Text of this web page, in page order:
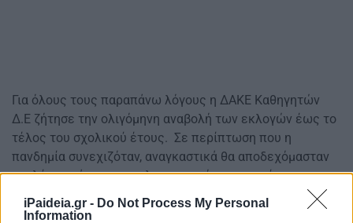
iPaideia.gr - Do Not Process My Personal
Information
Για όλους τους παραπάνω λόγους η ΔΑΚΕ Καθηγητών
Δ.Ε ζήτησε την ολιγόμηνη αναβολή των εκλογών έως το
τέλος του σχολικού έτους. Σε περίπτωση που η
πανδημία συνεχιζόταν, αναγκαστικά θα αποδεχόμασταν
ως λύση ανάγκης την ηλεκτρονική ψηφοφορία.
Η παράταξή μας είχε καταθέσει στο Δ.Σ της ΟΛΜΕ τον